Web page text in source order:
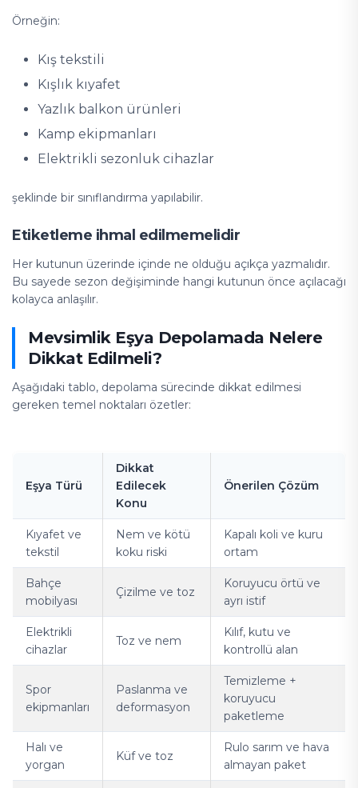
Örneğin:
Kış tekstili
Kışlık kıyafet
Yazlık balkon ürünleri
Kamp ekipmanları
Elektrikli sezonluk cihazlar
şeklinde bir sınıflandırma yapılabilir.
Etiketleme ihmal edilmemelidir
Her kutunun üzerinde içinde ne olduğu açıkça yazmalıdır.
Bu sayede sezon değişiminde hangi kutunun önce açılacağı
kolayca anlaşılır.
Mevsimlik Eşya Depolamada Nelere
Dikkat Edilmeli?
Aşağıdaki tablo, depolama sürecinde dikkat edilmesi
gereken temel noktaları özetler:
Eşya Türü
Dikkat
Edilecek
Konu
Önerilen Çözüm
Kıyafet ve
tekstil
Nem ve kötü
koku riski
Kapalı koli ve kuru
ortam
Bahçe
mobilyası
Çizilme ve toz
Koruyucu örtü ve
ayrı istif
Elektrikli
cihazlar
Toz ve nem
Kılıf, kutu ve
kontrollü alan
Spor
ekipmanları
Paslanma ve
deformasyon
Temizleme +
koruyucu
paketleme
Halı ve
yorgan
Küf ve toz
Rulo sarım ve hava
almayan paket